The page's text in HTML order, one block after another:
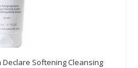
Softening Cleansing